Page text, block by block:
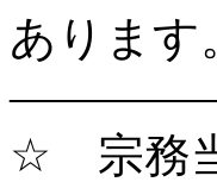
あります
☆ 宗務当